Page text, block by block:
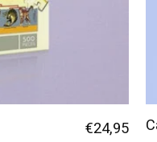
€24,95